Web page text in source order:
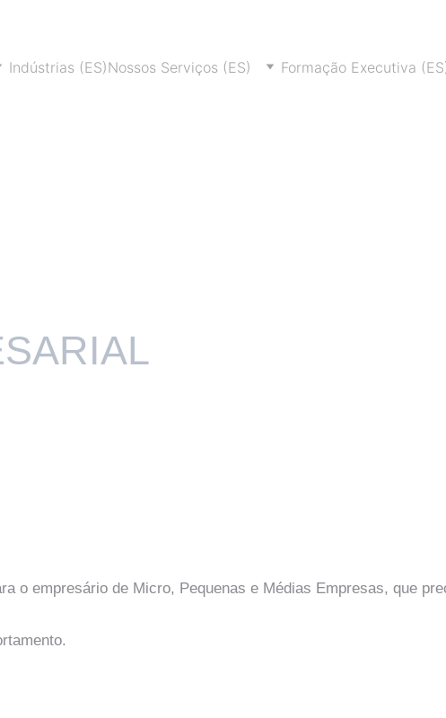
Indústrias (ES)Nossos Serviços (ES) Formação Executiva
o empresário de Micro, Pequenas e Médias Empresas, que